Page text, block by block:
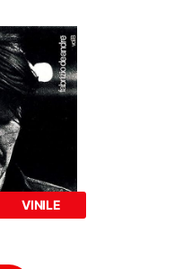
VINILE